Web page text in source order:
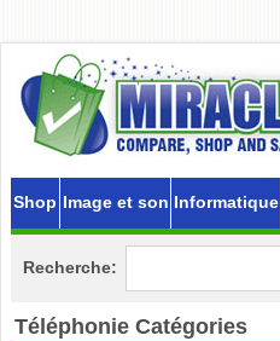
Shop Image et son Informatique
Recherche:
Téléphonie Catégories